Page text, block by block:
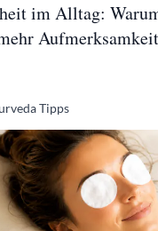
im Alltag:
Tipps